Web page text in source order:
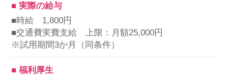
■ 実際の給与
■時給 1,800円
■交通費実費支給 上限：月額25,000円
※試用期間3か月（同条件）
■ 福利厚生